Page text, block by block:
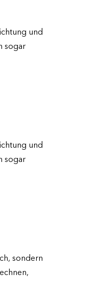
und
sogar
und
sogar
sondern